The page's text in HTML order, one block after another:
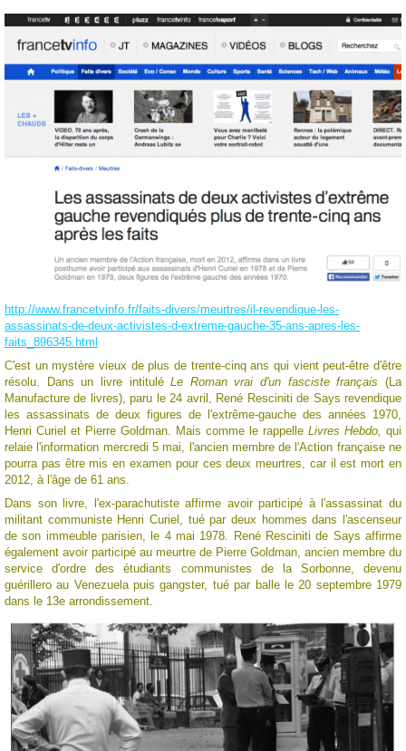
http://www.francetvinfo.fr/faits-divers/meurtres/il-revendique-les-
assassinats-de-deux-activistes-d-extreme-gauche-35-ans-apres-les-
faits_896345.html
C'est un mystère vieux de plus de trente-cinq ans qui vient peut-être d'être
résolu. Dans un livre intituléLe Roman vrai d'un fasciste français (La
Manufacture de livres), paru le 24 avril, René Resciniti de Says revendique
les assassinats de deux figures de l'extrême-gauche des années 1970,
Henri Curiel et Pierre Goldman. Mais comme le rappelle Livres Hebdo, qui
relaie l'information mercredi 5 mai, l'ancien membre de l'Action française ne
pourra pas être mis en examen pour ces deux meurtres, car il est mort en
2012, à l'âge de 61 ans.
Dans son livre, l'ex-parachutiste affirme avoir participé à l'assassinat du
militant communiste Henri Curiel, tué par deux hommes dans l'ascenseur
de son immeuble parisien, le 4 mai 1978. René Resciniti de Says affirme
également avoir participé au meurtre de Pierre Goldman, ancien membre du
service d'ordre des étudiants communistes de la Sorbonne, devenu
guérillero au Venezuela puis gangster, tué par balle le 20 septembre 1979
dans le 13e arrondissement.